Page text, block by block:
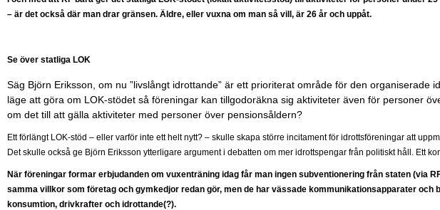
– är det också där man drar gränsen. Äldre, eller vuxna om man så vill, är 26 år och uppåt.
Se över statliga LOK
Säg Björn Eriksson, om nu ”livslångt idrottande” är ett prioriterat område för den organiserade
läge att göra om LOK-stödet så föreningar kan tillgodoräkna sig aktiviteter även för personer
om det till att gälla aktiviteter med personer över pensionsåldern?
Ett förlängt LOK-stöd – eller varför inte ett helt nytt? – skulle skapa större incitament för idrottsföreningar att
Det skulle också ge Björn Eriksson ytterligare argument i debatten om mer idrottspengar från politiskt håll. Ett
När föreningar formar erbjudanden om vuxenträning idag får man ingen subventionering från staten (via
samma villkor som företag och gymkedjor redan gör, men de har vässade kommunikationsapparater och
konsumtion, drivkrafter och idrottande(?).